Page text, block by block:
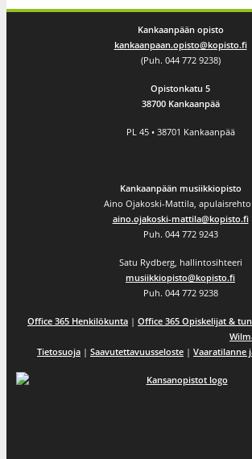
Kankaanpään opisto
kankaanpaan.opisto@kopisto.fi
(Puh. 044 772 9238)
Opistonkatu 5
38700 Kankaanpää
PL 45 • 38701 Kankaanpää
Kankaanpään musiikkiopisto
Aino Ojakoski-Mattila,
aino.ojakoski-mattila@kopisto.fi
Puh. 044 772 9243
Satu Rydberg, hallintosihteeri
musiikkiopisto@kopisto.fi
Puh. 044 772 9238
Office 365 Henkilökunta | Office 365 Opiskelijat &
Tietosuoja | Saavutettavuusseloste | Vaaratilanne